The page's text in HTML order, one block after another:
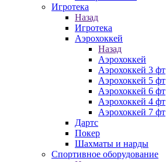
Игротека
Назад
Игротека
Аэрохоккей
Назад
Аэрохоккей
Аэрохоккей 3 фт
Аэрохоккей 5 фт
Аэрохоккей 6 фт
Аэрохоккей 4 фт
Аэрохоккей 7 фт
Дартс
Покер
Шахматы и нарды
Спортивное оборудование